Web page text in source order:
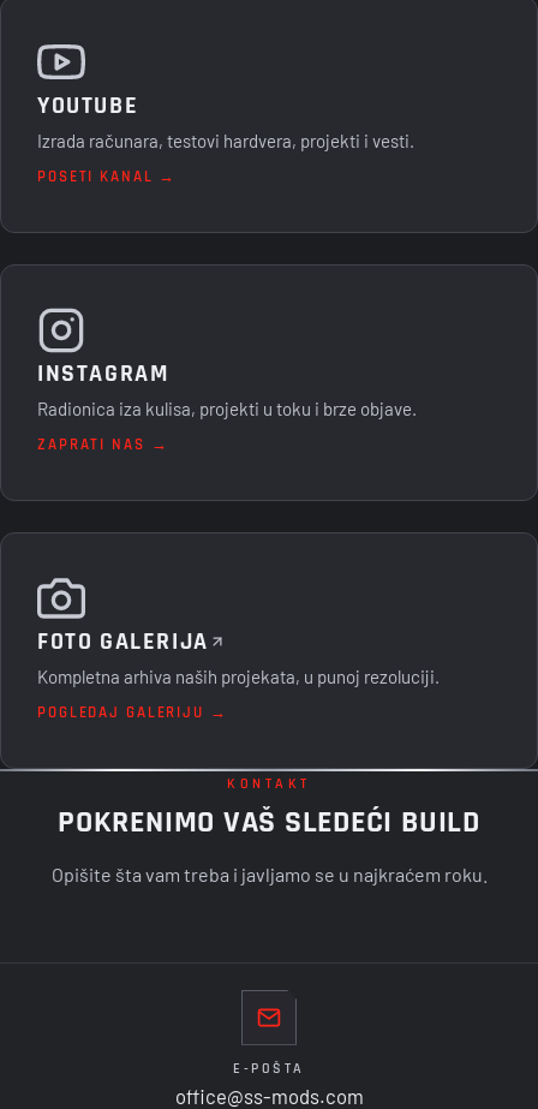
YOUTUBE
Izrada računara, testovi hardvera, projekti i vesti.
POSETI KANAL →
INSTAGRAM
Radionica iza kulisa, projekti u toku i brze objave.
ZAPRATI NAS →
FOTO GALERIJA
Kompletna arhiva naših projekata, u punoj rezoluciji.
POGLEDAJ GALERIJU →
KONTAKT
POKRENIMO VAŠ SLEDEĆI BUILD
Opišite šta vam treba i javljamo se u najkraćem roku.
E-POŠTA
office@ss-mods.com